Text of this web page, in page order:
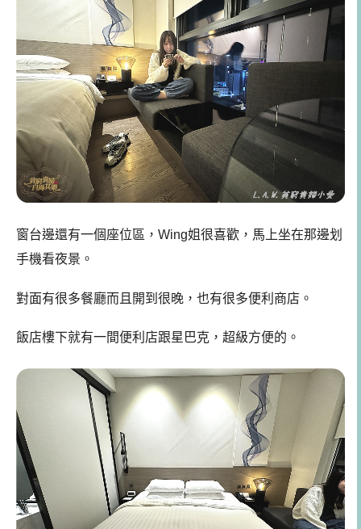
窗台邊還有一個座位區，Wing姐很喜歡，馬上坐在那邊划
手機看夜景。
對面有很多餐廳而且開到很晚，也有很多便利商店。
飯店樓下就有一間便利店跟星巴克，超級方便的。